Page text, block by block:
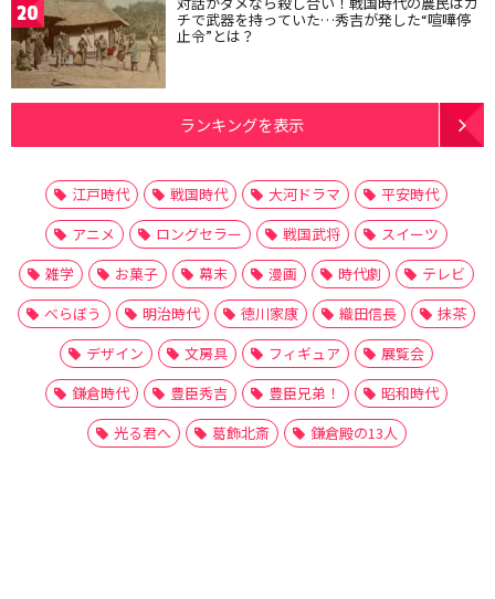
20 チで武器を持っていた…秀吉が発した“喧嘩停
止令”とは？
ランキングを表示
江戸時代 戦国時代 大河ドラマ
平安時代
アニメ
ロングセラー 戦国武将
スイーツ
雑学
お菓子 幕末 漫画 時代劇
テレビ
べらぼう
明治時代 徳川家康 織田信長
抹茶
デザイン
文房具 フィギュア
展覧会
鎌倉時代
豊臣秀吉 豊臣兄弟！
昭和時代
光る君へ
葛飾北斎 鎌倉殿の13人